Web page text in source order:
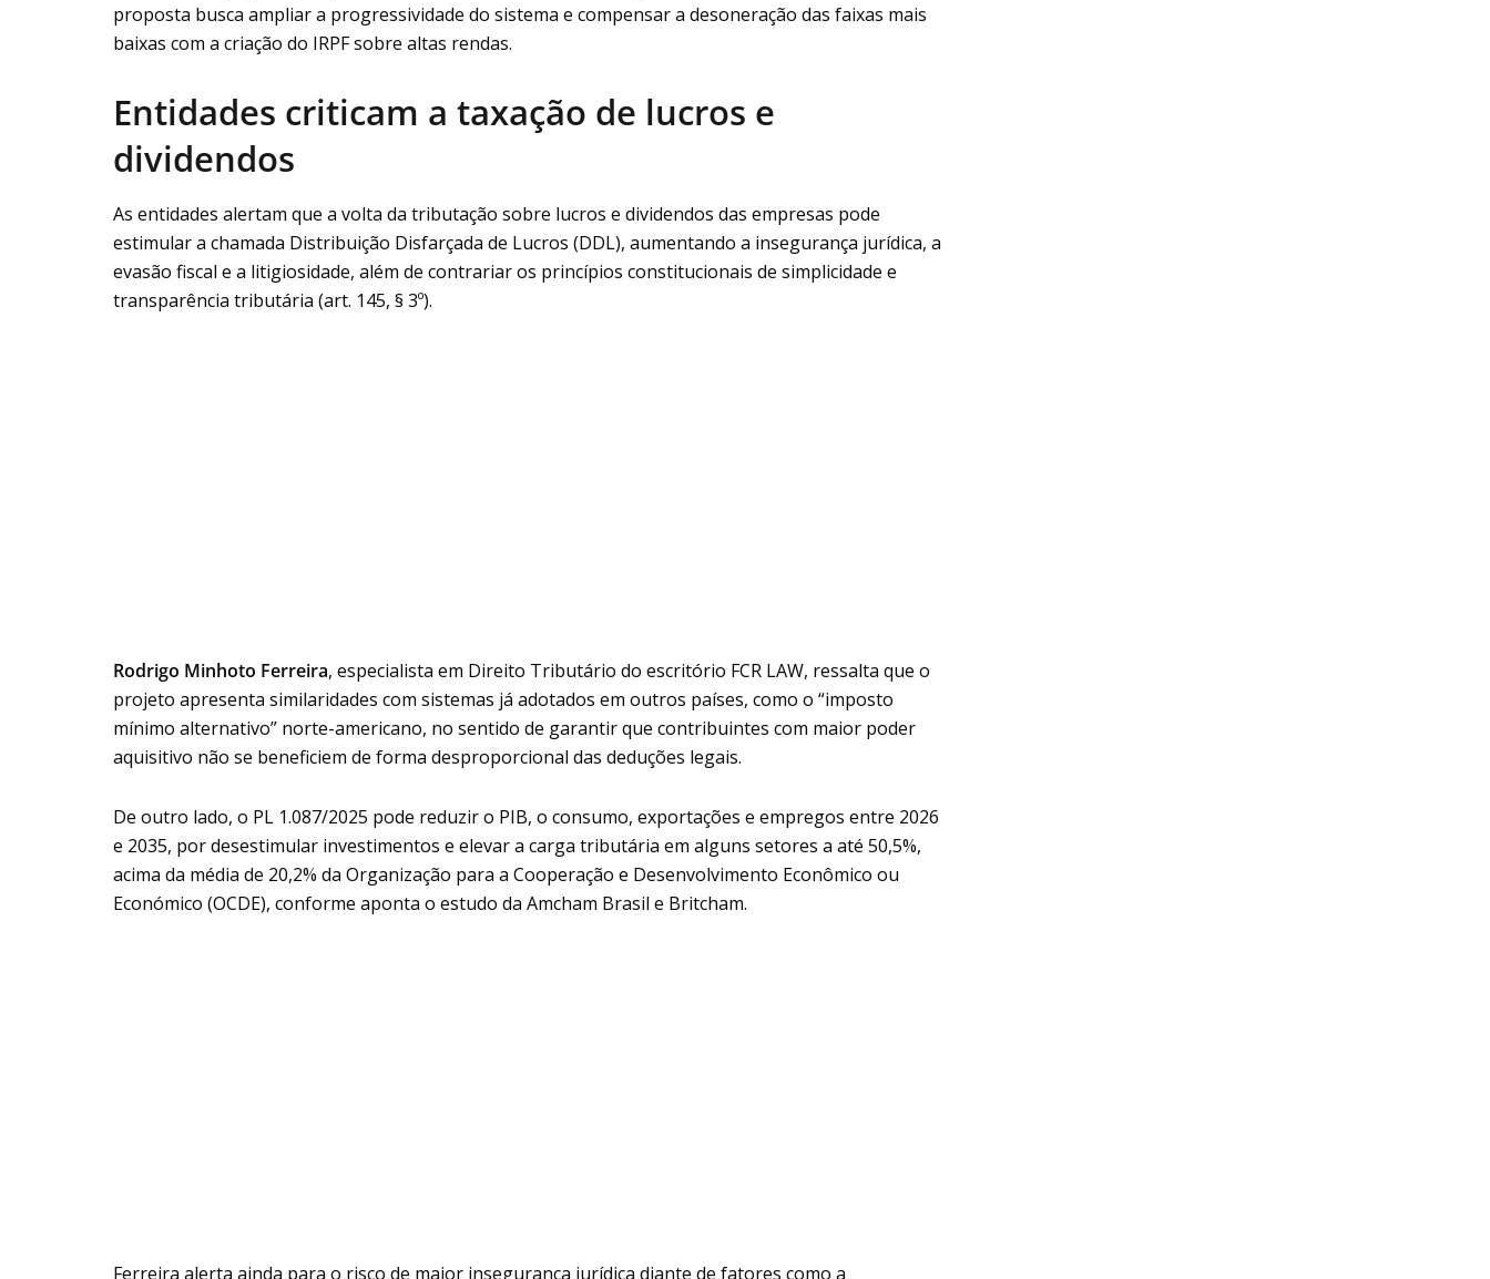
proposta busca ampliar a progressividade do sistema e compensar a desoneração das faixas mais
baixas com a criação do IRPF sobre altas rendas.
Entidades criticam a taxação de lucros e
dividendos
As entidades alertam que a volta da tributação sobre lucros e dividendos das empresas pode
estimular a chamada Distribuição Disfarçada de Lucros (DDL), aumentando a insegurança jurídica, a
evasão fiscal e a litigiosidade, além de contrariar os princípios constitucionais de simplicidade e
transparência tributária (art. 145, § 3º).
Rodrigo Minhoto Ferreira, especialista em Direito Tributário do escritório FCR LAW, ressalta que o
projeto apresenta similaridades com sistemas já adotados em outros países, como o “imposto
mínimo alternativo” norte-americano, no sentido de garantir que contribuintes com maior poder
aquisitivo não se beneficiem de forma desproporcional das deduções legais.
De outro lado, o PL 1.087/2025 pode reduzir o PIB, o consumo, exportações e empregos entre 2026
e 2035, por desestimular investimentos e elevar a carga tributária em alguns setores a até 50,5%,
acima da média de 20,2% da Organização para a Cooperação e Desenvolvimento Econômico ou
Económico (OCDE), conforme aponta o estudo da Amcham Brasil e Britcham.
Ferreira alerta ainda para o risco de maior insegurança jurídica diante de fatores como a